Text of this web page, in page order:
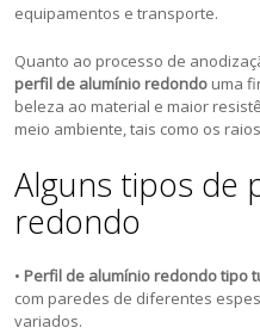
equipamentos e transporte.
Quanto ao processo de
perfil de alumínio redondo uma
beleza ao material e maior
meio ambiente, tais como os
Alguns tipos de
redondo
• Perfil de alumínio redondo tipo
com paredes de diferentes
variados.